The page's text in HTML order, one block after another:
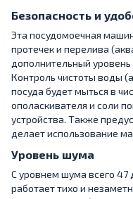
Безопасность и
Эта посудомоечная
протечек и перелива
дополнительный
Контроль чистоты воды
посуда будет мыться в
ополаскивателя и соли
устройства. Также
делает использование
Уровень шума
С уровнем шума всего 47
работает тихо и